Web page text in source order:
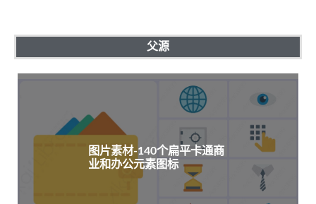
父源
图片素材-140个扁平卡通商
业和办公元素图标